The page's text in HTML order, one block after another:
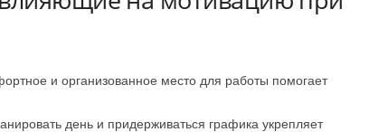
и организованное место для работы помогает
день и придерживаться графика укрепляет